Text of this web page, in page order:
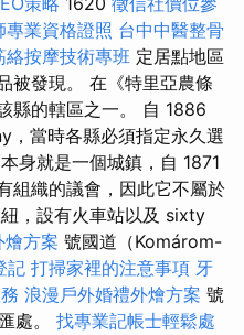
專業資格證照 台中中醫整骨
絡按摩技術專班 定居點地區
被發現。 在《特里亞農條
縣的轄區之一。 自 1886
，當時各縣必須指定永久選
身就是一個城鎮，自 1871
組織的議會，因此它不屬於
，設有火車站以及 sixty
燴方案 號國道（Komárom-
記 打掃家裡的注意事項 牙
浪漫戶外婚禮外燴方案 號
處。 找專業記帳士輕鬆處